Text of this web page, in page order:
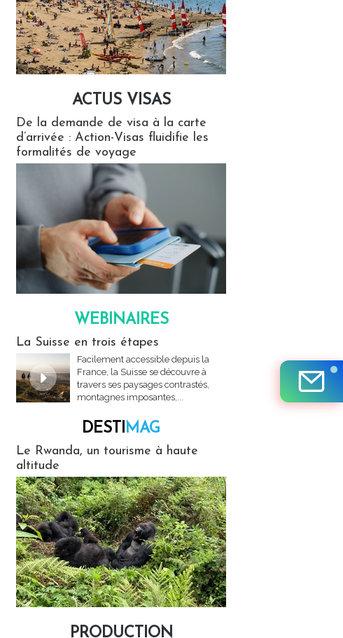
ACTUS VISAS
De la demande de visa à la carte
d’arrivée : Action-Visas fluidifie les
formalités de voyage
WEBINAIRES
La Suisse en trois étapes
Facilement accessible depuis la
France, la Suisse se découvre à
travers ses paysages contrastés,
montagnes imposantes,...
DESTIMAG
Le Rwanda, un tourisme à haute
altitude
PRODUCTION